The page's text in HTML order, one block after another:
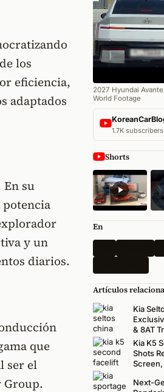
los
eficiencia,
adaptados
En su
y un
diarios.
que
ser el
Group.
2027 Hyundai
World Footage
1.7K
Shorts
En
Artículos
Kia
& 8AT
Kia K5
Shots
Next-